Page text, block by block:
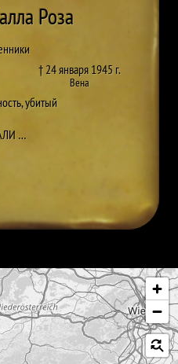
Роза
† 24 января 1945 г.
Вена
,убитый
…ДО HEINRICH DALLA ROSA